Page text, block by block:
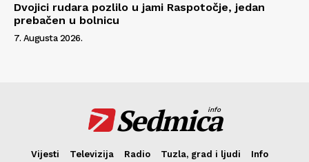
Dvojici rudara pozlilo u jami Raspotočje, jedan
prebačen u bolnicu
7. Augusta 2026.
Sedmica
info
Vijesti Televizija Radio Tuzla, grad i ljudi
Info